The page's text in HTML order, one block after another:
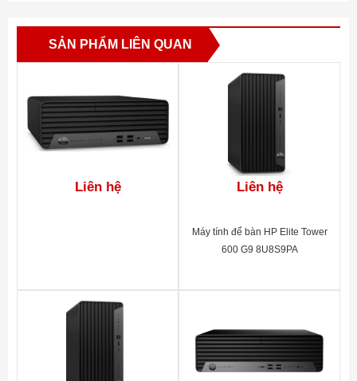
Ổ đĩa quang Slim DVDRW
(USB) Keyboard & Optical Mouse
Chuột (USB) Keyboard & Optical Mouse
Đồ họa Intel UHD Graphics
HD audio with Realtek ALC3601 codec
USB(rear: 2 USB 3.1 , 4 USB2.0 ; 2 USB
3.1, 1 SD card reader + Front: 1 RJ-45, 1
17 x 33.8 x 27,75 cm (W x H x D)
Hệ điều hành FreeDos
Bảo Hành
SẢN PHẨM LIÊN QUAN
Liên hệ Liên hệ
Máy tính để bàn HP Elite Tower
600 G9 8U8S9PA